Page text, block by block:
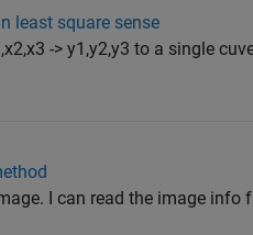
least square sense
-> y1,y2,y3 to a single
I can read the image